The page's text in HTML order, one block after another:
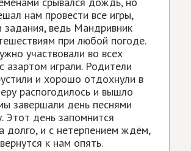
нам провести все игры,
задания, ведь Мандривник
при любой погоде.
участвовали во всех
азартом играли. Родители
и хорошо отдохнули в
распогодилось и вышло
завершали день песнями
Этот день запомнится
долго, и с нетерпением ждём,
к нам опять.